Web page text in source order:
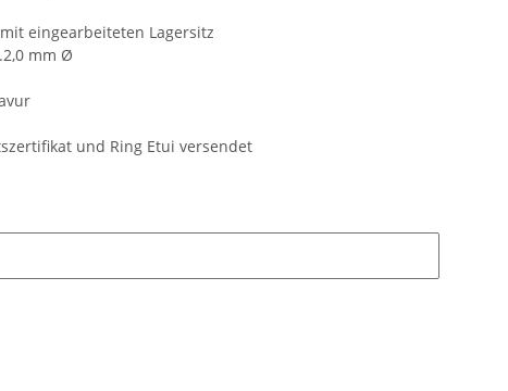
eingearbeiteten Lagersitz
mm Ø
und Ring Etui versendet